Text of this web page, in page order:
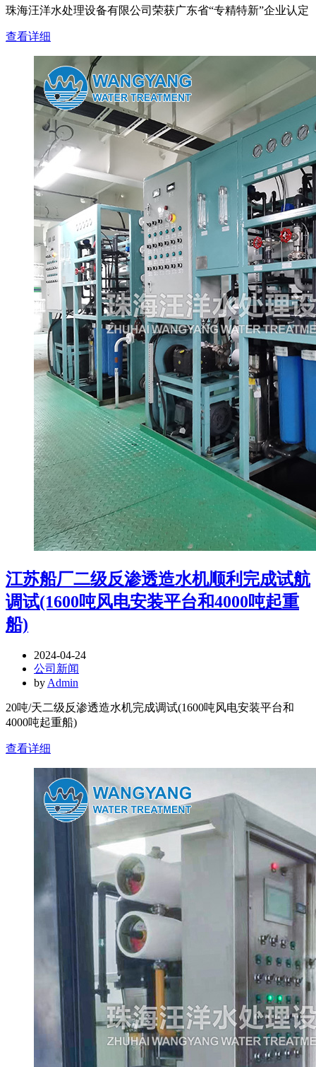
珠海汪洋水处理设备有限公司荣获广东省“专精特新”企业认定
查看详细
江苏船厂二级反渗透造水机顺利完成试航
调试(1600吨风电安装平台和4000吨起重
船)
2024-04-24
公司新闻
byAdmin
20吨/天二级反渗透造水机完成调试(1600吨风电安装平台和
4000吨起重船)
查看详细